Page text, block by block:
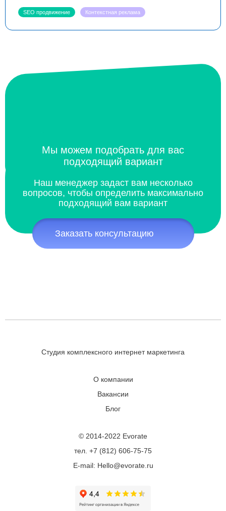
SEO продвижение Контекстная реклама
Мы можем подобрать для вас
подходящий вариант
Наш менеджер задаст вам несколько
вопросов, чтобы определить максимально
подходящий вам вариант
Заказать консультацию
Студия комплексного интернет маркетинга
О компании
Вакансии
Блог
© 2014-2022 Evorate
тел. +7 (812) 606-75-75
E-mail: Hello@evorate.ru